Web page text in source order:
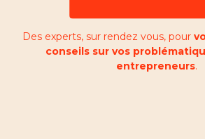
Des experts, sur rendez vous, pour
conseils sur vos
entrepreneurs.